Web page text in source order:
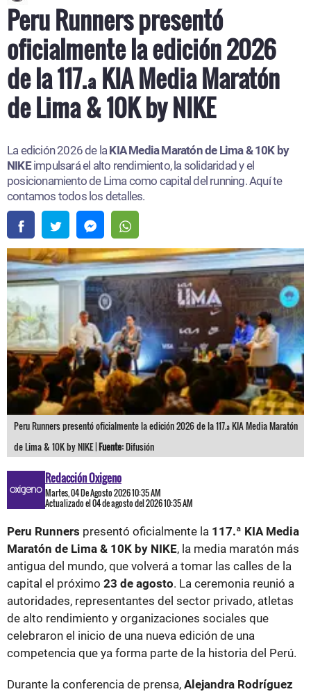
Peru Runners presentó
oficialmente la edición 2026
de la 117.ª KIA Media Maratón
de Lima & 10K by NIKE
La edición 2026 de la KIA Media Maratón de Lima & 10K by
NIKEimpulsará el alto rendimiento, la solidaridad y el
posicionamiento de Lima como capital del running. Aquí te
contamos todos los detalles.
Peru Runners presentó oficialmente la edición 2026 de la 117.ª KIA Media Maratón
de Lima & 10K by NIKE |Fuente:Difusión
Redacción Oxigeno
Martes, 04 De Agosto 2026 10:35 AM
Actualizado el 04 de agosto del 2026 10:35 AM
Peru Runners presentó oficialmente la 117.ª KIA Media
Maratón de Lima & 10K by NIKE, la media maratón más
antigua del mundo, que volverá a tomar las calles de la
capital el próximo 23 de agosto. La ceremonia reunió a
autoridades, representantes del sector privado, atletas
de alto rendimiento y organizaciones sociales que
celebraron el inicio de una nueva edición de una
competencia que ya forma parte de la historia del Perú.
Durante la conferencia de prensa, Alejandra Rodríguez